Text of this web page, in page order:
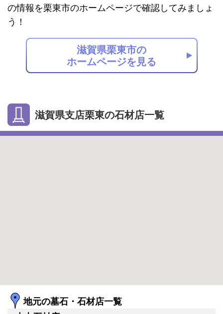
の情報を栗東市のホームページで確認してみましょ
う！
滋賀県栗東市の
ホームページを見る
滋賀県支店栗東の石材店一覧
地元の墓石・石材店一覧